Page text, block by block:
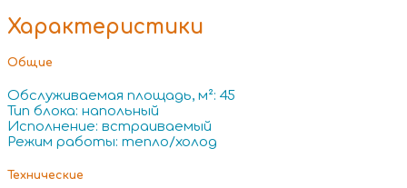
Характеристики
Общие
Обслуживаемая площадь, м²: 45
Тип блока: напольный
Исполнение: встраиваемый
Режим работы: тепло/холод
Технические